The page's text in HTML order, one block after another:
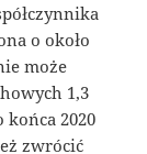
o około
może
1,3
końca 2020
zwrócić